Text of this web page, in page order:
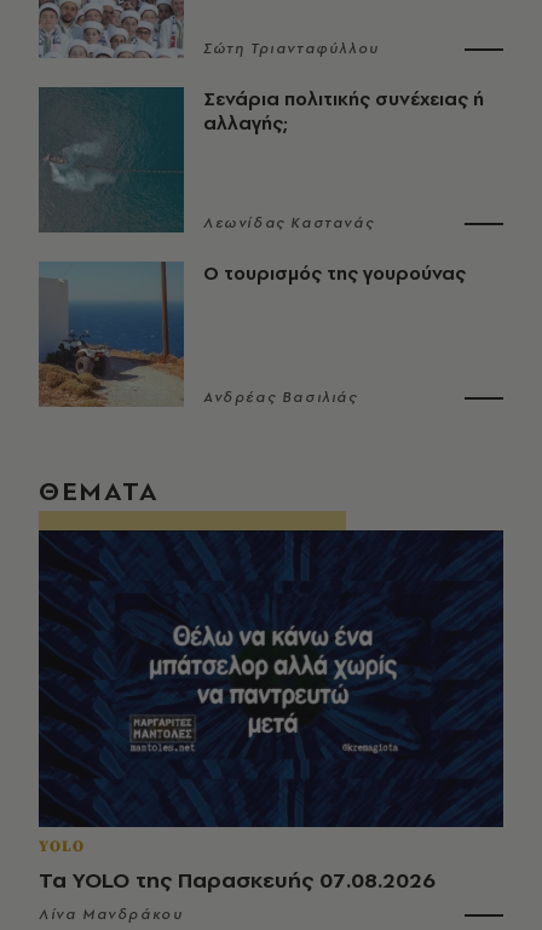
Σώτη Τριανταφύλλου
Σενάρια πολιτικής συνέχειας ή
αλλαγής;
Λεωνίδας Καστανάς
Ο τουρισμός της γουρούνας
Ανδρέας Βασιλιάς
ΘΕΜΑΤΑ
YOLO
Τα YOLO της Παρασκευής 07.08.2026
Λίνα Μανδράκου